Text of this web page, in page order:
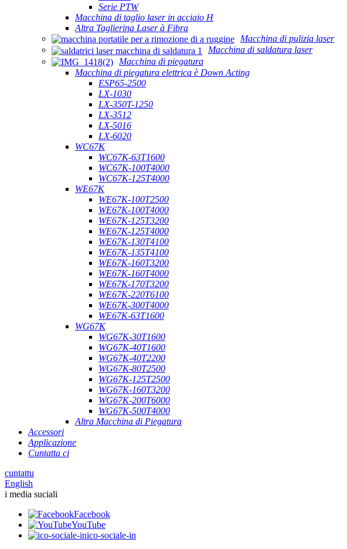
Serie PTW
Macchina di taglio laser in acciaio H
Altra Taglierina Laser à Fibra
Macchina di pulizia laser
Macchina di saldatura laser
Macchina di piegatura
Macchina di piegatura elettrica è Down Acting
ESP65-2500
LX-1030
LX-350T-1250
LX-3512
LX-5016
LX-6020
WC67K
WC67K-63T1600
WC67K-100T4000
WC67K-125T4000
WE67K
WE67K-100T2500
WE67K-100T4000
WE67K-125T3200
WE67K-125T4000
WE67K-130T4100
WE67K-135T4100
WE67K-160T3200
WE67K-160T4000
WE67K-170T3200
WE67K-220T6100
WE67K-300T4000
WE67K-63T1600
WG67K
WG67K-30T1600
WG67K-40T1600
WG67K-40T2200
WG67K-80T2500
WG67K-125T2500
WG67K-160T3200
WG67K-200T6000
WG67K-500T4000
Altra Macchina di Piegatura
Accessori
Applicazione
Cuntatta ci
cuntattu
English
i media suciali
Facebook
YouTube
ico-sociale-in